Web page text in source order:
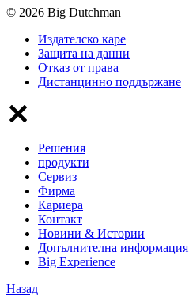
© 2026 Big Dutchman
Издателско каре
Защита на данни
Отказ от права
Дистанцинно поддържане
Решения
продукти
Сервиз
Фирма
Кариера
Контакт
Новини & Истории
Допълнителна информация
Big Experience
Назад